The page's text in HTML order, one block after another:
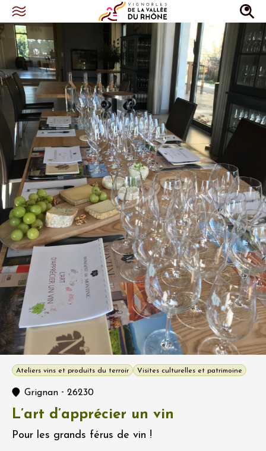
Ateliers vins et produits du terroir Visites culturelles et patrimoine
Grignan - 26230
L’art d’apprécier un vin
Pour les grands férus de vin !